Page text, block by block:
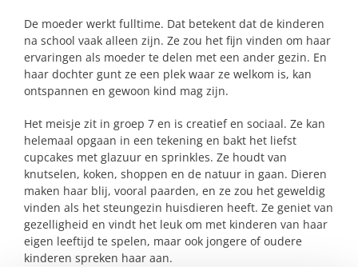
De moeder werkt fulltime. Dat betekent dat de kinderen
na school vaak alleen zijn. Ze zou het fijn vinden om haar
ervaringen als moeder te delen met een ander gezin. En
haar dochter gunt ze een plek waar ze welkom is, kan
ontspannen en gewoon kind mag zijn.
Het meisje zit in groep 7 en is creatief en sociaal. Ze kan
helemaal opgaan in een tekening en bakt het liefst
cupcakes met glazuur en sprinkles. Ze houdt van
knutselen, koken, shoppen en de natuur in gaan. Dieren
maken haar blij, vooral paarden, en ze zou het geweldig
vinden als het steungezin huisdieren heeft. Ze geniet van
gezelligheid en vindt het leuk om met kinderen van haar
eigen leeftijd te spelen, maar ook jongere of oudere
kinderen spreken haar aan.